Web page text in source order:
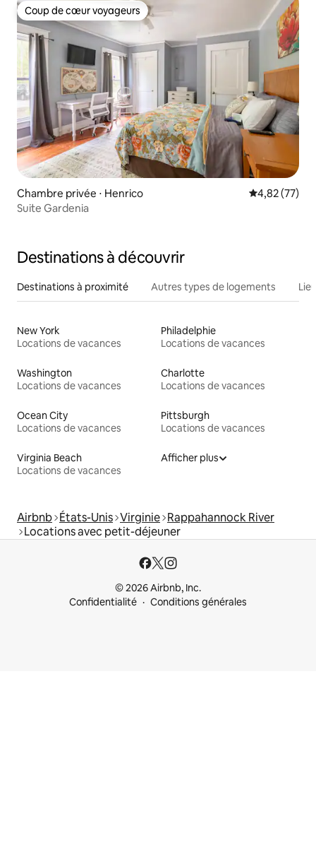
Coup de cœur voyageurs
Coup de cœur voyageurs
Chambre privée ⋅ Henrico Évaluation
4,82 (77)
Suite Gardenia
Destinations à découvrir
Destinations à proximité Autres types de logements
New York
Locations de vacances
Philadelphie
Locations de vacances
Washington
Locations de vacances
Charlotte
Locations de vacances
Ocean City
Locations de vacances
Pittsburgh
Locations de vacances
Virginia Beach
Locations de vacances
Afficher plus
Airbnb États-Unis Virginie Rappahannock River
Locations avec petit-déjeuner
© 2026 Airbnb, Inc.
Confidentialité
Conditions générales